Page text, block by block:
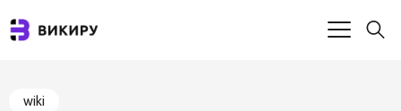
wiki